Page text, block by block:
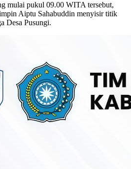
mulai pukul 09.00 WITA tersebut,
Aiptu Sahabuddin menyisir titik
Desa Pusungi.